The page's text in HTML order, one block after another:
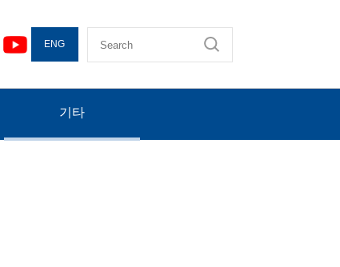
ENG
기타